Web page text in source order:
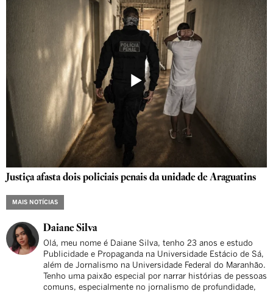
Justiça afasta dois policiais penais da unidade de Araguatins
MAIS NOTÍCIAS
Daiane Silva
Olá, meu nome é Daiane Silva, tenho 23 anos e estudo
Publicidade e Propaganda na Universidade Estácio de Sá,
além de Jornalismo na Universidade Federal do Maranhão.
Tenho uma paixão especial por narrar histórias de pessoas
comuns, especialmente no jornalismo de profundidade,